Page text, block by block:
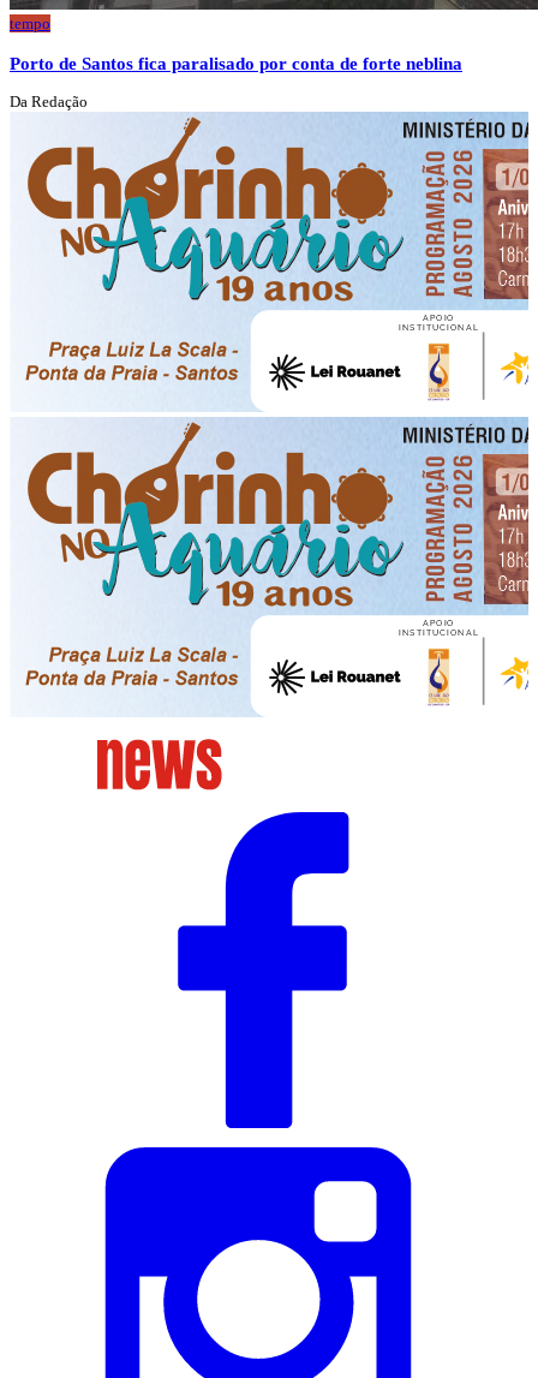
tempo
Porto de Santos fica paralisado por conta de forte neblina
Da Redação